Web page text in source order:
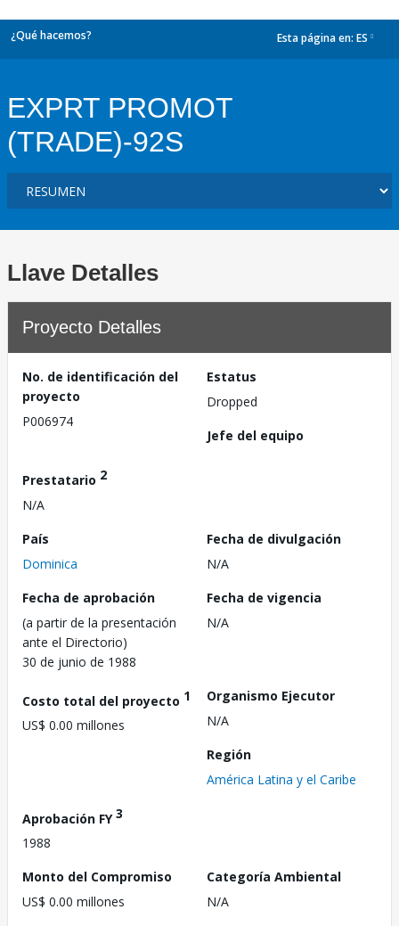
¿Qué hacemos? Esta página en: ES
EXPRT PROMOT
(TRADE)-92S
Llave Detalles
Proyecto Detalles
No. de identificación del
proyecto
P006974
Estatus
Dropped
Jefe del equipo
Prestatario 2
N/A
País
Dominica
Fecha de divulgación
N/A
Fecha de aprobación
(a partir de la presentación
ante el Directorio)
30 de junio de 1988
Fecha de vigencia
N/A
Costo total del proyecto 1
US$ 0.00 millones
Organismo Ejecutor
N/A
Región
América Latina y el Caribe
Aprobación FY3
1988
Monto del Compromiso
US$ 0.00 millones
Categoría Ambiental
N/A